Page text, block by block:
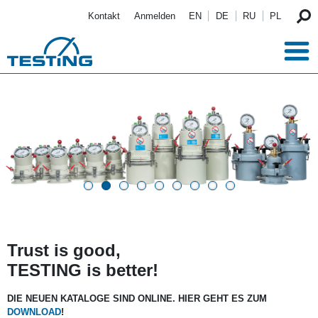
Kontakt Anmelden EN DE RU PL
Trust is good,
TESTING is better!
DIE NEUEN KATALOGE SIND ONLINE. HIER GEHT ES ZUM
DOWNLOAD!